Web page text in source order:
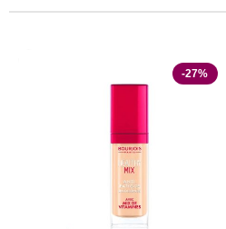
-27%